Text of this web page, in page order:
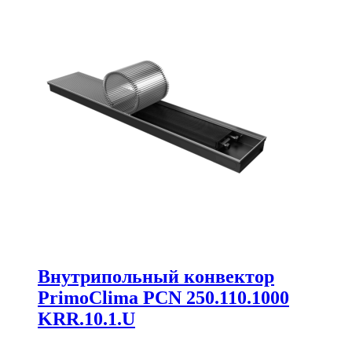
Внутрипольный конвектор
PrimoClima PCN 250.110.1000
KRR.10.1.U